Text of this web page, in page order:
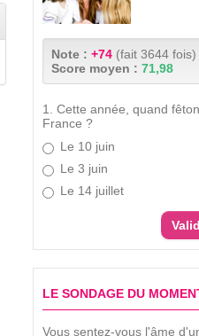
Note : +74 (fait 3644 fois)
Score moyen : 71,98
1. Cette année, quand
France ?
Le 10 juin
Le 3 juin
Le 14 juillet
LE SONDAGE DU
Vous sentez-vous l'âme